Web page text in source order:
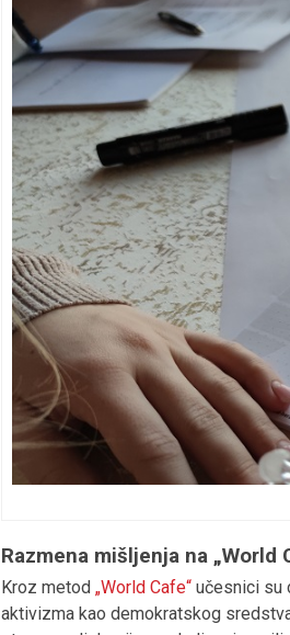
Razmena mišljenja na „World
Kroz metod „World Cafe“ učesnici su
aktivizma kao demokratskog